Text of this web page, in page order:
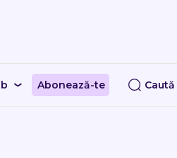
Abonează-te Caută